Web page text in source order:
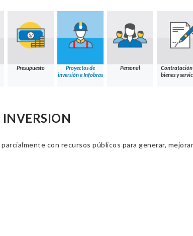
Presupuesto
Proyectos de
inversión e Infobras
Personal
Contratación
bienes y
INVERSION
con recursos públicos para generar,